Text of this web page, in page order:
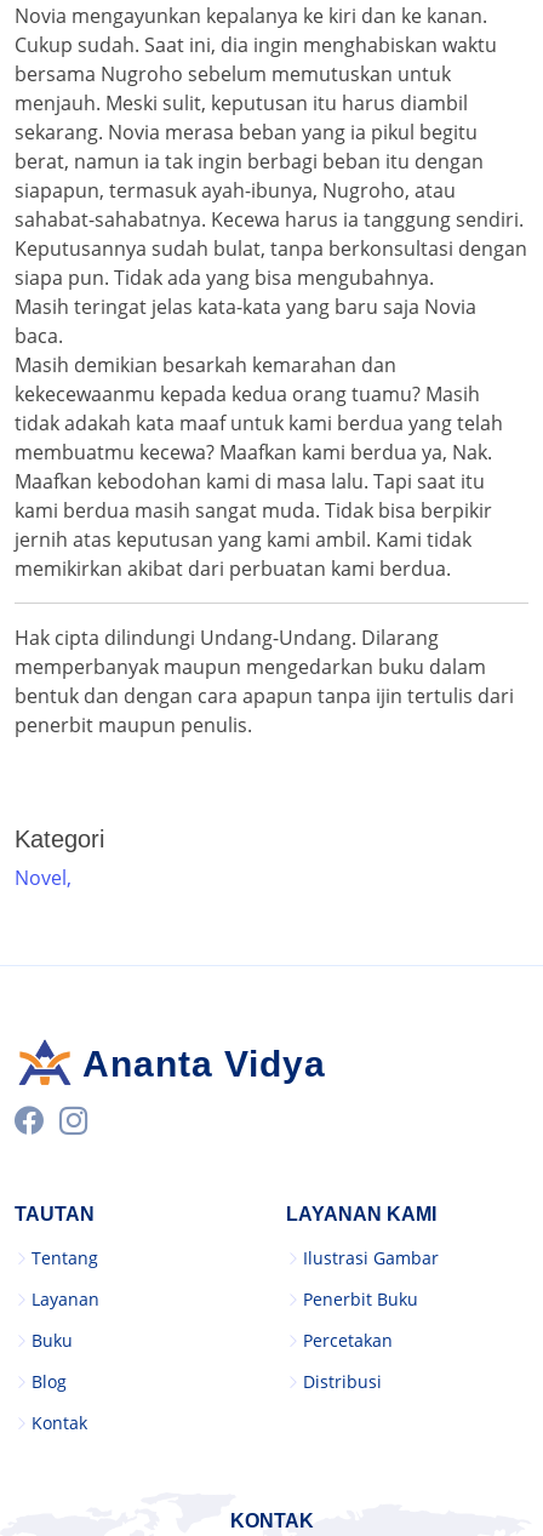
Novia mengayunkan kepalanya ke kiri dan ke kanan.
Cukup sudah. Saat ini, dia ingin menghabiskan waktu
bersama Nugroho sebelum memutuskan untuk
menjauh. Meski sulit, keputusan itu harus diambil
sekarang. Novia merasa beban yang ia pikul begitu
berat, namun ia tak ingin berbagi beban itu dengan
siapapun, termasuk ayah-ibunya, Nugroho, atau
sahabat-sahabatnya. Kecewa harus ia tanggung sendiri.
Keputusannya sudah bulat, tanpa berkonsultasi dengan
siapa pun. Tidak ada yang bisa mengubahnya.
Masih teringat jelas kata-kata yang baru saja Novia
baca.
Masih demikian besarkah kemarahan dan
kekecewaanmu kepada kedua orang tuamu? Masih
tidak adakah kata maaf untuk kami berdua yang telah
membuatmu kecewa? Maafkan kami berdua ya, Nak.
Maafkan kebodohan kami di masa lalu. Tapi saat itu
kami berdua masih sangat muda. Tidak bisa berpikir
jernih atas keputusan yang kami ambil. Kami tidak
memikirkan akibat dari perbuatan kami berdua.
Hak cipta dilindungi Undang-Undang. Dilarang
memperbanyak maupun mengedarkan buku dalam
bentuk dan dengan cara apapun tanpa ijin tertulis dari
penerbit maupun penulis.
Kategori
Novel,
Ananta Vidya
TAUTAN
Tentang
Layanan
Buku
Blog
Kontak
LAYANAN KAMI
Ilustrasi Gambar
Penerbit Buku
Percetakan
Distribusi
KONTAK